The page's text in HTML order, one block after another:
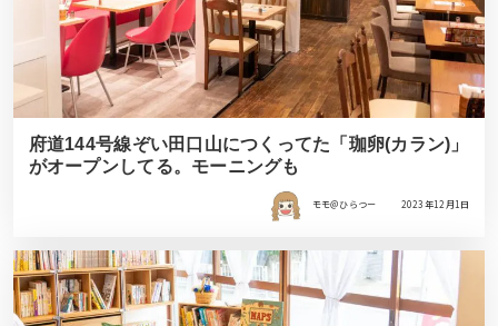
府道144号線ぞい田口山につくってた「珈卵(カラン)」
がオープンしてる。モーニングも
モモ＠ひらつー 2023年12月1日